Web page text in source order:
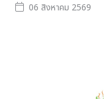
06 สิงหาคม 2569